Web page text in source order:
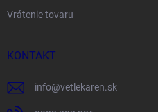
Vrátenie tovaru
KONTAKT
info@vetlekaren.sk